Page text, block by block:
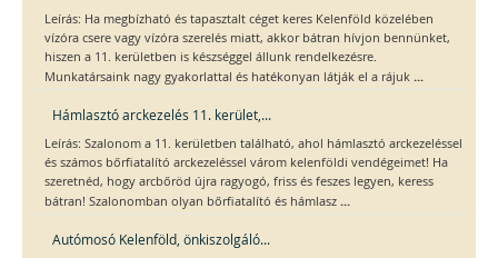
Leírás: Ha megbízható és tapasztalt céget keres Kelenföld közelében
vízóra csere vagy vízóra szerelés miatt, akkor bátran hívjon bennünket,
hiszen a 11. kerületben is készséggel állunk rendelkezésre.
Munkatársaink nagy gyakorlattal és hatékonyan látják el a rájuk ...
Hámlasztó arckezelés 11. kerület,...
Leírás: Szalonom a 11. kerületben található, ahol hámlasztó arckezeléssel
és számos bőrfiatalító arckezeléssel várom kelenföldi vendégeimet! Ha
szeretnéd, hogy arcbőröd újra ragyogó, friss és feszes legyen, keress
bátran! Szalonomban olyan bőrfiatalító és hámlasz ...
Autómosó Kelenföld, önkiszolgáló...